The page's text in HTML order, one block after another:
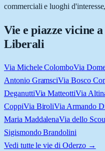
commerciali e luoghi
Vie e piazze vicine a
Liberali
Via Michele ColomboVia
Antonio GramsciVia Bosco
DeganuttiVia MatteottiVia
CoppiVia BiroliVia Armando
Maria MaddalenaVia dello
Sigismondo Brandolini
Vedi tutte le vie di Oderzo→